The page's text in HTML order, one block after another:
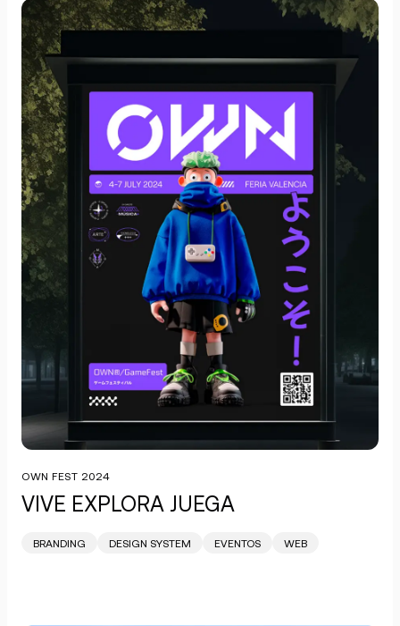
OWN FEST 2024
VIVE EXPLORA JUEGA
BRANDING DESIGN SYSTEM EVENTOS WEB